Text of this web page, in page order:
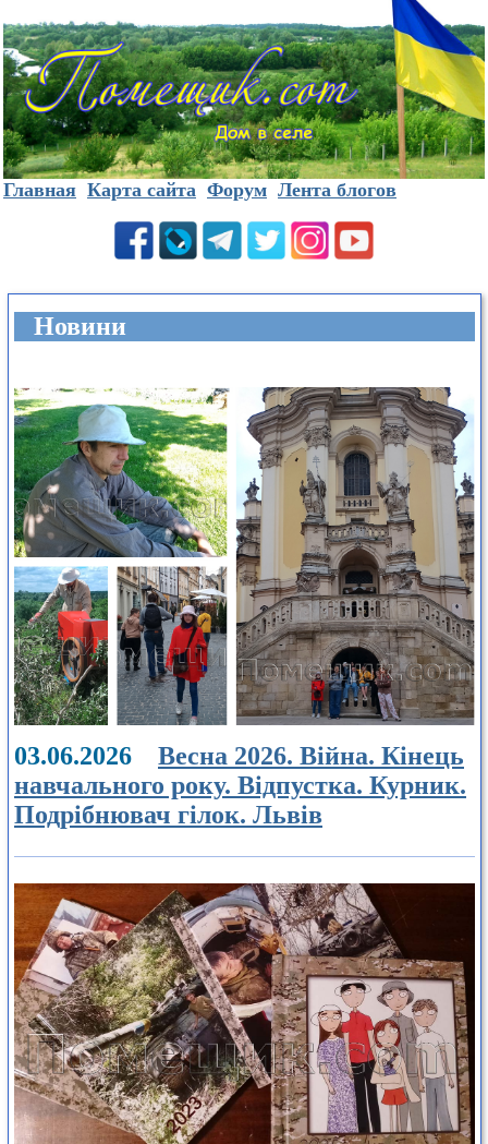
Главная Карта сайта Форум Лента блогов
Новини
03.06.2026 Весна 2026. Війна. Кінець
навчального року. Відпустка. Курник.
Подрібнювач гілок. Львів